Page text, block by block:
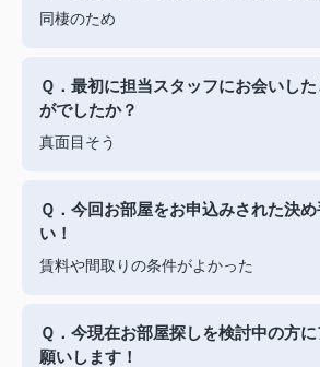
同棲のため
Ｑ．最初に担当スタッフにお会いし
がでしたか？
真面目そう
Ｑ．今回お部屋をお申込みされた決
い！
賃料や間取りの条件がよかった
Ｑ．今現在お部屋探しを検討中の方
願いします！